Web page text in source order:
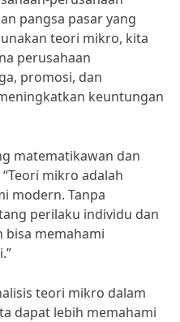
pangsa pasar yang
teori mikro, kita
perusahaan
promosi, dan
keuntungan
matematikawan dan
mikro adalah
modern. Tanpa
perilaku individu dan
bisa memahami
teori mikro dalam
dapat lebih memahami